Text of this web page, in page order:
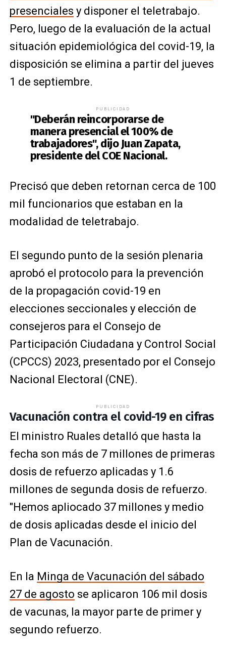
presenciales y disponer el teletrabajo.
Pero, luego de la evaluación de la actual
situación epidemiológica del covid-19, la
disposición se elimina a partir del jueves
1 de septiembre.
PUBLICIDAD
"Deberán reincorporarse de
manera presencial el 100% de
trabajadores", dijo Juan Zapata,
presidente del COE Nacional.
Precisó que deben retornan cerca de 100
mil funcionarios que estaban en la
modalidad de teletrabajo.
El segundo punto de la sesión plenaria
aprobó el protocolo para la prevención
de la propagación covid-19 en
elecciones seccionales y elección de
consejeros para el Consejo de
Participación Ciudadana y Control Social
(CPCCS) 2023, presentado por el Consejo
Nacional Electoral (CNE).
PUBLICIDAD
Vacunación contra el covid-19 en cifras
El ministro Ruales detalló que hasta la
fecha son más de 7 millones de primeras
dosis de refuerzo aplicadas y 1.6
millones de segunda dosis de refuerzo.
"Hemos apliocado 37 millones y medio
de dosis aplicadas desde el inicio del
Plan de Vacunación.
En la Minga de Vacunación del sábado
27 de agosto se aplicaron 106 mil dosis
de vacunas, la mayor parte de primer y
segundo refuerzo.